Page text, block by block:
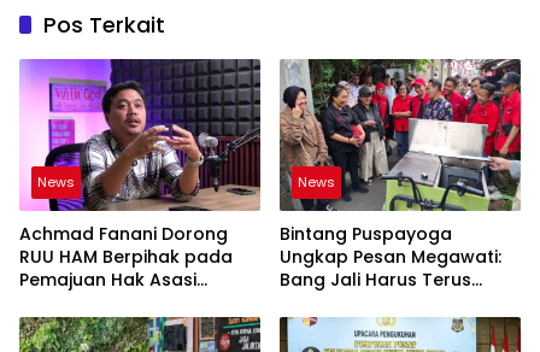
Pos Terkait
News
Achmad Fanani Dorong
RUU HAM Berpihak pada
Pemajuan Hak Asasi
News
Bintang Puspayoga
Ungkap Pesan Megawati:
Bang Jali Harus Terus
Dikembangkan